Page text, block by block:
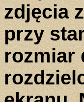
zdjęcia
przy
rozmiar